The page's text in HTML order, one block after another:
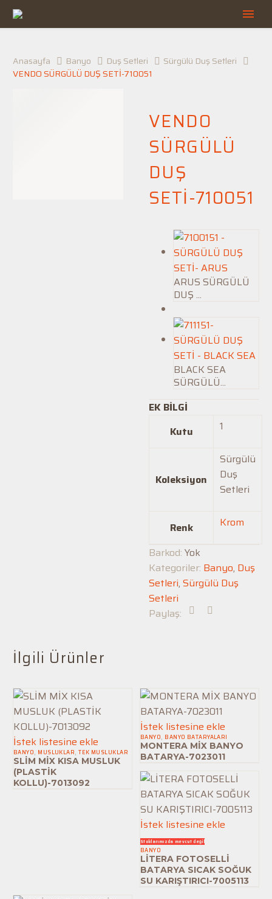
Anasayfa Banyo Duş Setleri
Sürgülü Duş Setleri
VENDO SÜRGÜLÜ DUŞ SETİ-710051
VENDO
SÜRGÜLÜ
DUŞ
SETİ-710051
ARUS SÜRGÜLÜ
DUŞ ...
BLACK SEA
SÜRGÜLÜ...
EK BILGI
Kutu
1
Koleksiyon
Sürgülü
Duş
Setleri
Renk
Krom
Barkod: Yok
Kategoriler: Banyo, Duş
Setleri, Sürgülü Duş
Setleri
Paylaş:
İlgili Ürünler
SLİM
MİX
KISA
MUSLUK
İstek listesine ekle
BANYO, MUSLUKLAR,TEK MUSLUKLAR
SLİM MİX KISA MUSLUK
(PLASTİK
KOLLU)-7013092
MONTERA
MİX
BANYO
BATARYA-
7023011
İstek listesine ekle
BANYO, BANYO BATARYALARI
MONTERA MİX BANYO
BATARYA-7023011
LİTERA
FOTOSELLİ
BATARYA
SICAK
SOĞUK
İstek listesine ekle
Stoklarımızda mevcut değil
BANYO
LİTERA FOTOSELLİ
BATARYA SICAK SOĞUK
SU KARIŞTIRICI-7005113